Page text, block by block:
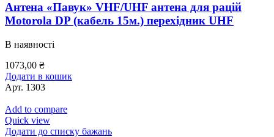
Антена «Павук» VHF/UHF антена для рацій
Motorola DP (кабель 15м.) перехідник UHF
В наявності
1073,00 ₴
Додати в кошик
Арт. 1303
Add to compare
Quick view
Додати до списку бажань